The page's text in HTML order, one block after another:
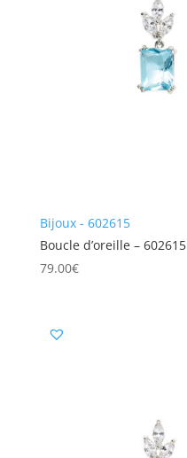
Bijoux - 602615
Boucle d’oreille – 602615
79.00€